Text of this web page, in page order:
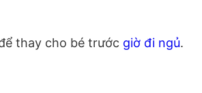
thay cho bé trước giờ đi ngủ.